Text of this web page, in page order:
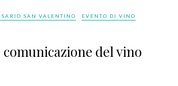
SAN VALENTINO EVENTO DI VINO
del vino